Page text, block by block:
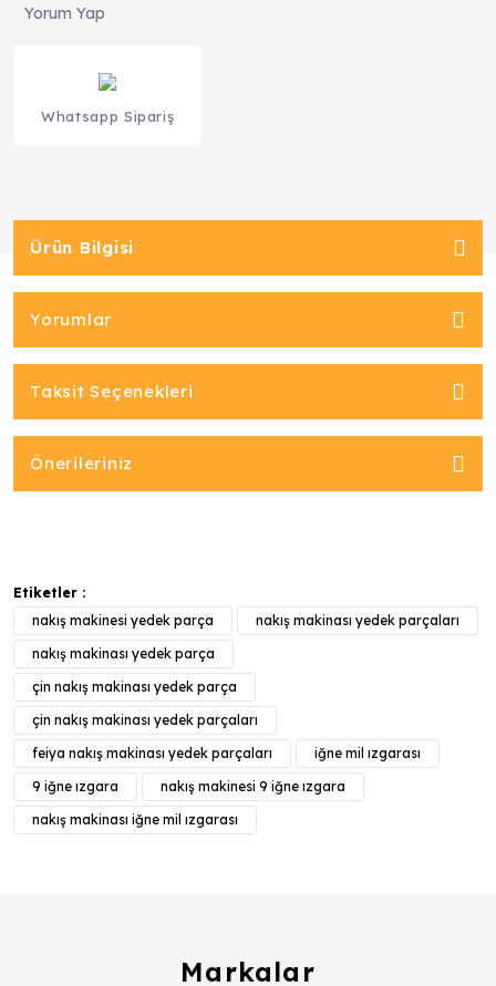
Yorum Yap
Whatsapp Sipariş
Ürün Bilgisi
Yorumlar
Taksit Seçenekleri
Önerileriniz
Etiketler :
nakış makinesi yedek parça
nakış makinası yedek parçaları
nakış makinası yedek parça
çin nakış makinası yedek parça
çin nakış makinası yedek parçaları
feiya nakış makinası yedek parçaları
iğne mil ızgarası
9 iğne ızgara
nakış makinesi 9 iğne ızgara
nakış makinası iğne mil ızgarası
Markalar